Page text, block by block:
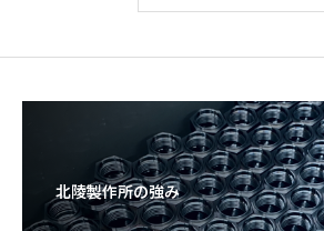
北陵製作所の強み